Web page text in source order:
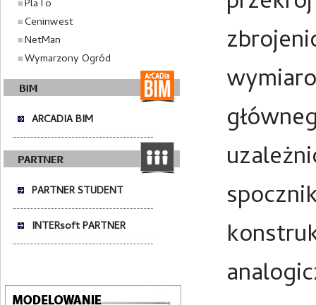
PlaTo
Ceninwest
NetMan
Wymarzony Ogród
ARCADIA BIM
PARTNER STUDENT
INTERsoft PARTNER